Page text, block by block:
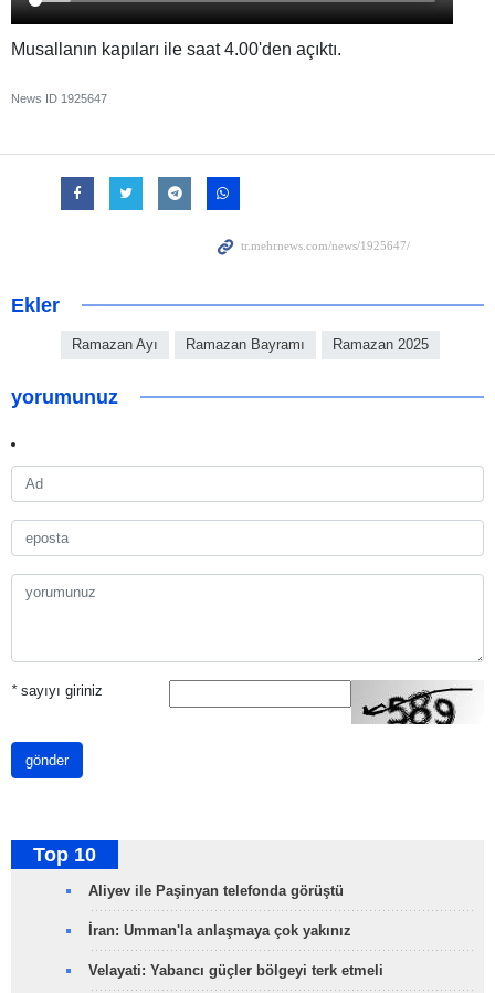
Musallanın kapıları ile saat 4.00'den açıktı.
News ID 1925647
Ekler
Ramazan Ayı Ramazan Bayramı Ramazan 2025
yorumunuz
*sayıyı giriniz
gönder
Top 10
Aliyev ile Paşinyan telefonda görüştü
İran: Umman'la anlaşmaya çok yakınız
Velayati: Yabancı güçler bölgeyi terk etmeli